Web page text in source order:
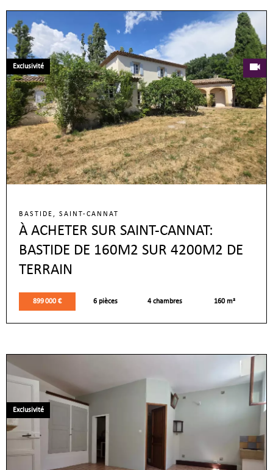
BASTIDE, SAINT-CANNAT
À ACHETER SUR SAINT-CANNAT:
BASTIDE DE 160M2 SUR 4200M2 DE
TERRAIN
899 000 € 6 pièces 4 chambres 160 m²
Exclusivité
Exclusivité